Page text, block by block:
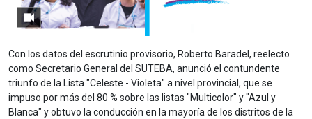
Con los datos del escrutinio provisorio, Roberto Baradel, reelecto
como Secretario General del SUTEBA, anunció el contundente
triunfo de la Lista "Celeste - Violeta" a nivel provincial, que se
impuso por más del 80 % sobre las listas "Multicolor" y "Azul y
Blanca" y obtuvo la conducción en la mayoría de los distritos de la